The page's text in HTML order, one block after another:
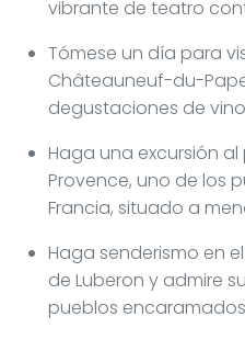
vibrante de teatro
Tómese un día para
Châteauneuf-du-
degustaciones de
Haga una excursión
Provence, uno de los
Francia, situado a
Haga senderismo en
de Luberon y admire
pueblos